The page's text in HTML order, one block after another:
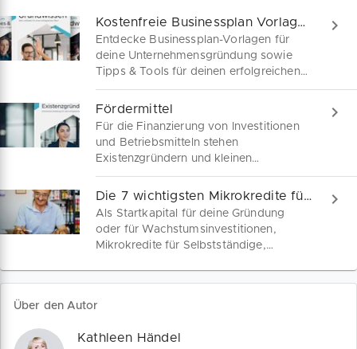
Kostenfreie Businessplan Vorlagen, Muster & Beispiele – Zum Download
Entdecke Businessplan-Vorlagen für
deine Unternehmensgründung sowie
Tipps & Tools für deinen erfolgreichen
Start in die Selbstständigkeit!
Fördermittel
Für die Finanzierung von Investitionen
und Betriebsmitteln stehen
Existenzgründern und kleinen
Wachstumsunternehmen zahlreiche
Fördermittel zur Verfügung. Ob als
Startkapital, für Wachstumsprojekte
oder in Krisensituationen – Hier geht´s
zum Fördermittelfinder.
Die 7 wichtigsten Mikrokredite für Selbstständige
Als Startkapital für deine Gründung
oder für Wachstumsinvestitionen,
Mikrokredite für Selbstständige,
Über den Autor
Kathleen Händel